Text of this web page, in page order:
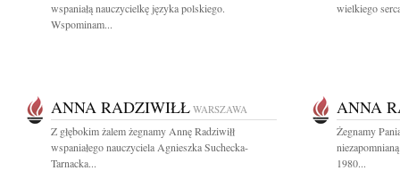
wspaniałą nauczycielkę języka polskiego.
Wspominam...
wielkiego
ANNA RADZIWIŁŁ WARSZAWA
Z głębokim żalem żegnamy Annę Radziwiłł
wspaniałego nauczyciela Agnieszka Suchecka-
Tarnacka...
ANNA
Żegnamy
1980...